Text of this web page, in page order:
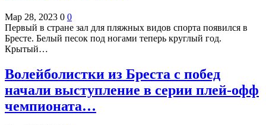
Мар 28, 2023 0 0
Первый в стране зал для пляжных видов спорта появился в
Бресте. Белый песок под ногами теперь круглый год.
Крытый…
Волейболистки из Бреста с побед
начали выступление в серии плей-офф
чемпионата…